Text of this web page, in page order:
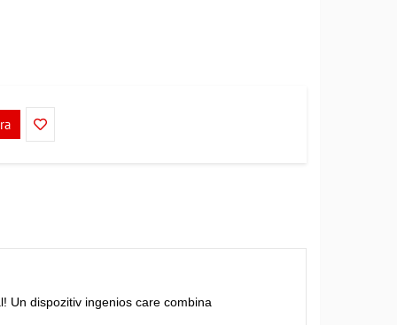
Un dispozitiv ingenios care combina